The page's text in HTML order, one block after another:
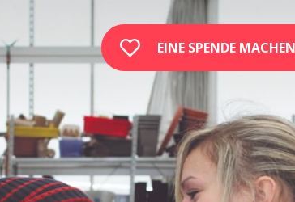
EINE SPENDE MACHEN